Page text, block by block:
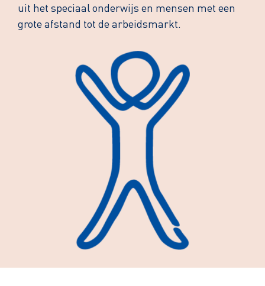
uit het speciaal onderwijs en mensen met een
grote afstand tot de arbeidsmarkt.